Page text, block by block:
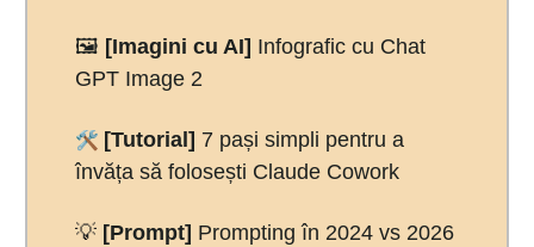
🖼️ [Imagini cu AI] Infografic cu Chat
GPT Image 2
🛠️ [Tutorial] 7 pași simpli pentru a
învăța să folosești Claude Cowork
💡 [Prompt] Prompting în 2024 vs 2026